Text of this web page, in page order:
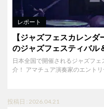
レポート
【ジャズフェスカレン
のジャズフェスティバル
日本全国で開催されるジャズフ
介！ アマチュア演奏家のエントリ
投稿日 : 2026.04.21